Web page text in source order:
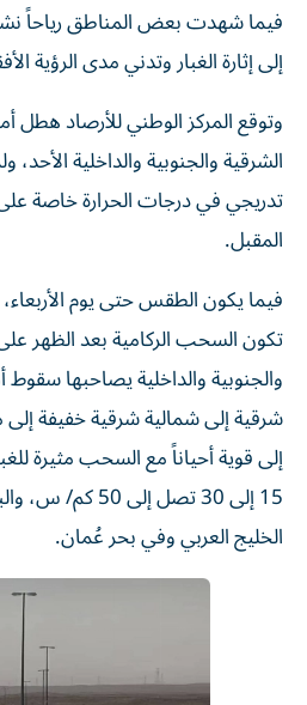
فيما شهدت بعض المناطق رياحاً
إلى إثارة الغبار وتدني مدى الرؤية
وتوقع المركز الوطني للأرصاد
تدريجي في درجات الحرارة خاصة على
المقبل.
فيما يكون الطقس حتى يوم
تكون السحب الركامية بعد الظهر
والجنوبية والداخلية يصاحبها سقوط
شرقية إلى شمالية شرقية خفيفة
إلى قوية أحياناً مع السحب مثيرة
15 إلى 30 تصل
الخليج العربي وفي بحر عُمان.